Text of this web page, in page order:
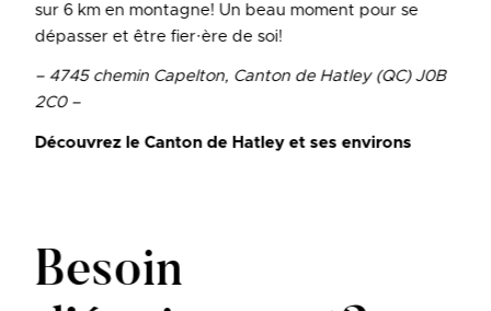
sur 6 km en montagne! Un beau moment pour se
dépasser et être fier·ère de soi!
– 4745 chemin Capelton, Canton de Hatley (QC) J0B
2C0 –
Découvrez le Canton de Hatley et ses environs
Besoin